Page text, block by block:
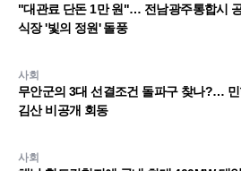
"대관료 단돈 1만 원"… 전남광주통합시
식장 '빛의 정원' 돌풍
사회
무안군의 3대 선결조건 돌파구 찾나?…
김산 비공개 회동
사회